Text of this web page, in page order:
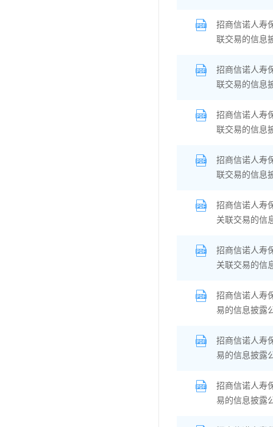
招商信诺人寿
联交易的信息
招商信诺人寿
联交易的信息
招商信诺人寿
联交易的信息
招商信诺人寿
联交易的信息
招商信诺人寿
关联交易的信
招商信诺人寿
关联交易的信
招商信诺人寿
易的信息披露
招商信诺人寿
易的信息披露
招商信诺人寿
易的信息披露